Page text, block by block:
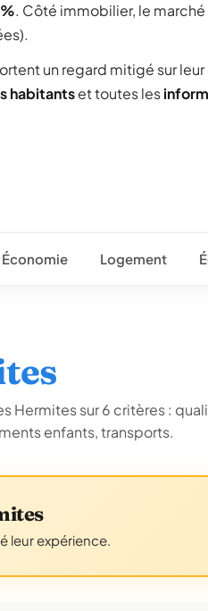
. Côté immobilier, le
un regard mitigé sur
habitantset toutes les
Économie Logement
Hermites sur 6 critères :
enfants, transports.
leur expérience.